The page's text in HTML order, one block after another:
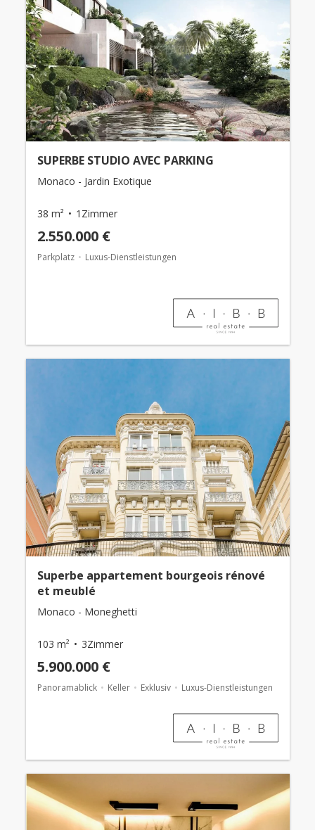
SUPERBE STUDIO AVEC PARKING
Monaco - Jardin Exotique
38 m² 1Zimmer
2.550.000 €
Parkplatz Luxus-Dienstleistungen
Superbe appartement bourgeois rénové
et meublé
Monaco - Moneghetti
103 m² 3Zimmer
5.900.000 €
Panoramablick Keller Exklusiv Luxus-Dienstleistungen